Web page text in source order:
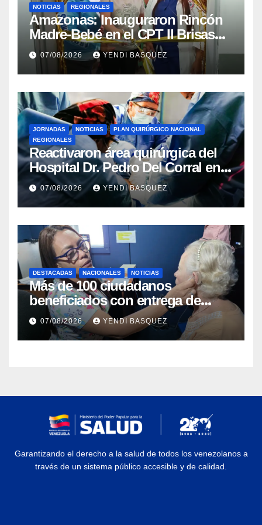
NOTICIAS REGIONALES
​Amazonas: Inauguraron Rincón
Madre-Bebé en el CPT II Brisas
del Aeropuerto ​Inauguraron
Rincón
07/08/2026 YENDI BASQUEZ
JORNADAS NOTICIAS
PLAN QUIRÚRGICO NACIONAL
REGIONALES
Reactivaron área quirúrgica del
Hospital Dr. Pedro Del Corral en
Guárico
07/08/2026 YENDI BASQUEZ
DESTACADAS NACIONALES NOTICIAS
Más de 100 ciudadanos
beneficiados con entrega de
prótesis auditivas en el Centro de
Rehabilitación J.J. Arvelo
07/08/2026 YENDI BASQUEZ
Garantizando el derecho a la salud de todos los venezolanos a
través de un sistema público accesible y de calidad.